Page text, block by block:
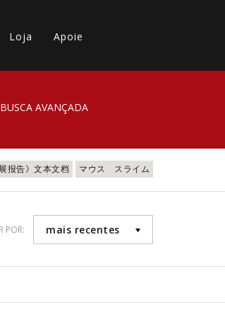
Loja Apoie
BUSCA AVANÇADA
报告》文本文档 マウス スライム
POR: mais recentes